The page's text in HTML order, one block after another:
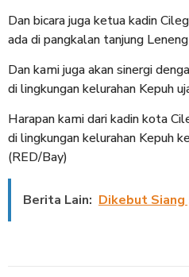
Dan bicara juga ketua kadin
ada di pangkalan tanjung
Dan kami juga akan sinergi
di lingkungan kelurahan Kepuh
Harapan kami dari kadin kota
di lingkungan kelurahan Kepuh
(RED/Bay)
Berita Lain: Dikebut Siang